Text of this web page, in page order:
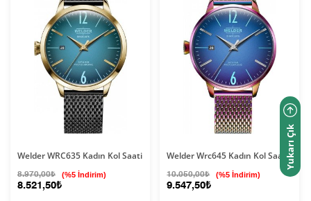
Welder WRC635 Kadın Kol Saati
8.970,00₺ (%5 İndirim)
8.521,50₺
Welder Wrc645 Kadın Kol Saati
10.050,00₺ (%5 İndirim)
9.547,50₺
Yukarı Çık